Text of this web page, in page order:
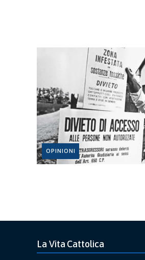
OPINIONI
La Vita Cattolica